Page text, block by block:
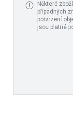
Některé
případných
potvrzení
jsou platné